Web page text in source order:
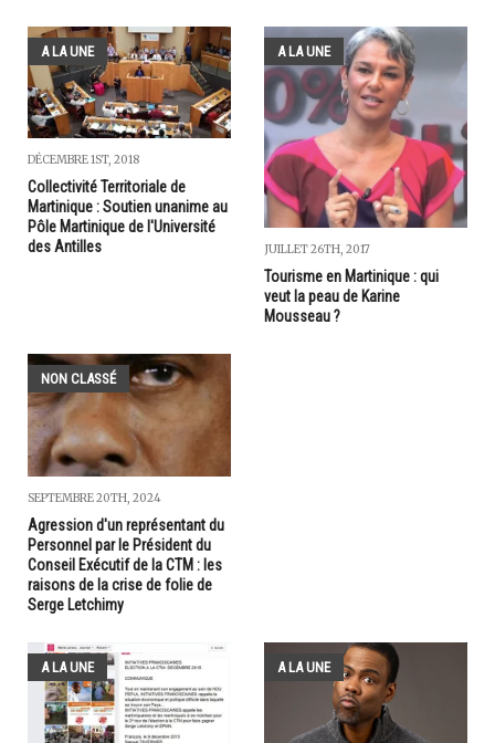
A LA UNE
DÉCEMBRE 1ST, 2018
Collectivité Territoriale de
Martinique : Soutien unanime au
Pôle Martinique de l'Université
des Antilles
A LA UNE
JUILLET 26TH, 2017
Tourisme en Martinique : qui
veut la peau de Karine
Mousseau ?
NON CLASSÉ
SEPTEMBRE 20TH, 2024
Agression d'un représentant du
Personnel par le Président du
Conseil Exécutif de la CTM : les
raisons de la crise de folie de
Serge Letchimy
A LA UNE A LA UNE